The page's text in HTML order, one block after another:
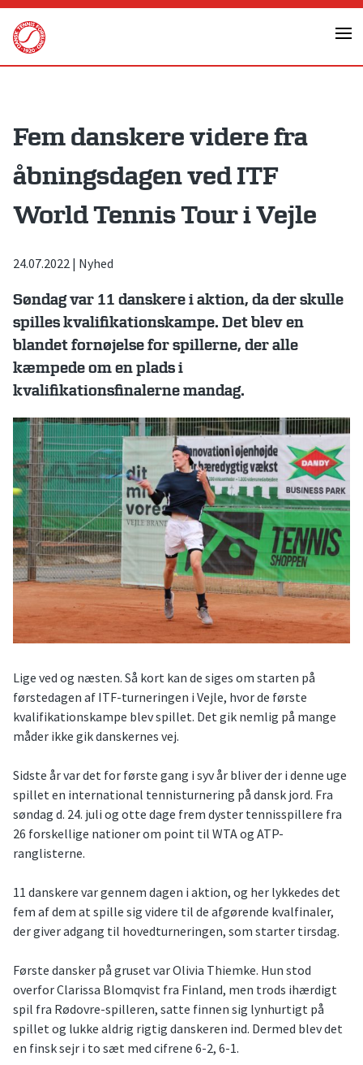
Skip
content
Fem danskere videre fra
åbningsdagen ved ITF
World Tennis Tour i Vejle
24.07.2022 | Nyhed
Søndag var 11 danskere i aktion, da der skulle
spilles kvalifikationskampe. Det blev en
blandet fornøjelse for spillerne, der alle
kæmpede om en plads i
kvalifikationsfinalerne mandag.
Lige ved og næsten. Så kort kan de siges om starten på
førstedagen af ITF-turneringen i Vejle, hvor de første
kvalifikationskampe blev spillet. Det gik nemlig på mange
måder ikke gik danskernes vej.
Sidste år var det for første gang i syv år bliver der i denne uge
spillet en international tennisturnering på dansk jord. Fra
søndag d. 24. juli og otte dage frem dyster tennisspillere fra
26 forskellige nationer om point til WTA og ATP-
ranglisterne.
11 danskere var gennem dagen i aktion, og her lykkedes det
fem af dem at spille sig videre til de afgørende kvalfinaler,
der giver adgang til hovedturneringen, som starter tirsdag.
Første dansker på gruset var Olivia Thiemke. Hun stod
overfor Clarissa Blomqvist fra Finland, men trods ihærdigt
spil fra Rødovre-spilleren, satte finnen sig lynhurtigt på
spillet og lukke aldrig rigtig danskeren ind. Dermed blev det
en finsk sejr i to sæt med cifrene 6-2, 6-1.